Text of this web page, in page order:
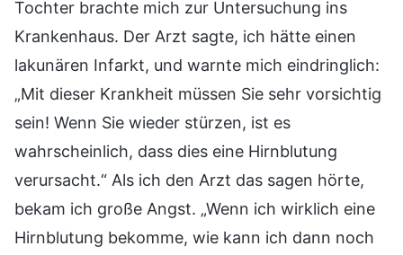
Tochter brachte mich zur Untersuchung ins
Krankenhaus. Der Arzt sagte, ich hätte einen
lakunären Infarkt, und warnte mich eindringlich:
„Mit dieser Krankheit müssen Sie sehr vorsichtig
sein! Wenn Sie wieder stürzen, ist es
wahrscheinlich, dass dies eine Hirnblutung
verursacht.“ Als ich den Arzt das sagen hörte,
bekam ich große Angst. „Wenn ich wirklich eine
Hirnblutung bekomme, wie kann ich dann noch